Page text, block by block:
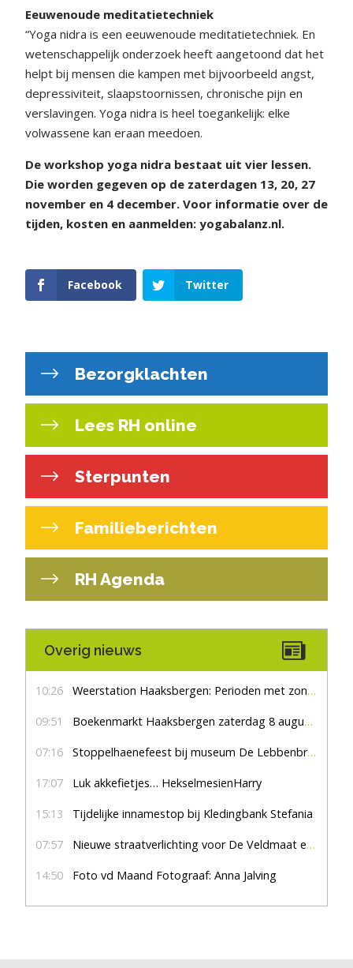
Eeuwenoude meditatietechniek
“Yoga nidra is een eeuwenoude meditatietechniek. En
wetenschappelijk onderzoek heeft aangetoond dat het
helpt bij mensen die kampen met bijvoorbeeld angst,
depressiviteit, slaapstoornissen, chronische pijn en
verslavingen. Yoga nidra is heel toegankelijk: elke
volwassene kan eraan meedoen.
De workshop yoga nidra bestaat uit vier lessen.
Die worden gegeven op de zaterdagen 13, 20, 27
november en 4 december. Voor informatie over de
tijden, kosten en aanmelden: yogabalanz.nl.
Facebook Twitter
Bezorgklachten
Lees RH online
Sterpunten
Familieberichten
RH Agenda
Overig nieuws
10:26 Weerstation Haaksbergen: Perioden met zon en droog
09:51 Boekenmarkt Haaksbergen zaterdag 8 augustus, marktplein Haaksbergen
07:16 Stoppelhaenefeest bij museum De Lebbenbrugge
17:07 Luk akkefietjes… HekselmesienHarry
15:13 Tijdelijke innamestop bij Kledingbank Stefania
07:57 Nieuwe straatverlichting voor De Veldmaat en De Pas
14:50 Foto vd Maand Fotograaf: Anna Jalving